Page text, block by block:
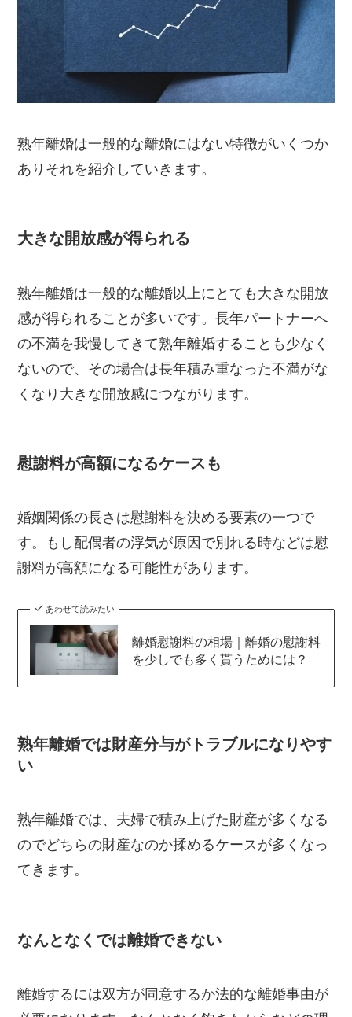
熟年離婚は一般的な離婚にはない特徴がいくつか
ありそれを紹介していきます。
大きな開放感が得られる
熟年離婚は一般的な離婚以上にとても大きな開放
感が得られることが多いです。長年パートナーへ
の不満を我慢してきて熟年離婚することも少なく
ないので、その場合は長年積み重なった不満がな
くなり大きな開放感につながります。
慰謝料が高額になるケースも
婚姻関係の長さは慰謝料を決める要素の一つで
す。もし配偶者の浮気が原因で別れる時などは慰
謝料が高額になる可能性があります。
あわせて読みたい
離婚慰謝料の相場｜離婚の慰謝料
を少しでも多く貰うためには？
熟年離婚では財産分与がトラブルになりやす
い
熟年離婚では、夫婦で積み上げた財産が多くなる
のでどちらの財産なのか揉めるケースが多くなっ
てきます。
なんとなくでは離婚できない
離婚するには双方が同意するか法的な離婚事由が